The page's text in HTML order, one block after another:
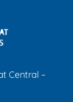
Central –